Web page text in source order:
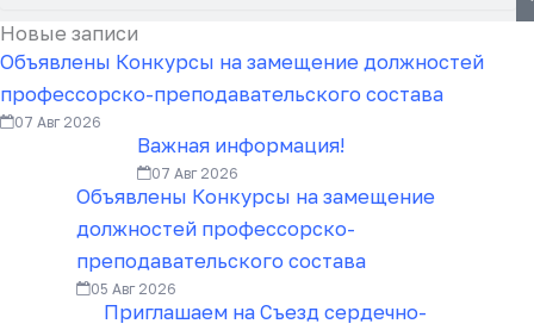
Новые записи
Объявлены Конкурсы на замещение должностей
профессорско-преподавательского состава
07 Авг 2026
Важная информация!
07 Авг 2026
Объявлены Конкурсы на замещение
должностей профессорско-
преподавательского состава
05 Авг 2026
Приглашаем на Съезд сердечно-